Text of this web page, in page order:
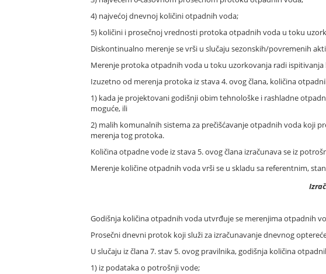
4) najvećoj dnevnoj količini otpadnih voda;
5) količini i prosečnoj vrednosti protoka otpadnih voda u toku
Diskontinualno merenje se vrši u slučaju sezonskih/povremenih
Merenje protoka otpadnih voda u toku uzorkovanja radi
Izuzetno od merenja protoka iz stava 4. ovog člana, količina
1) kada je projektovani godišnji obim tehnološke i rashladne
moguće, ili
2) malih komunalnih sistema za prečišćavanje otpadnih voda koji
merenja tog protoka.
Količina otpadne vode iz stava 5. ovog člana izračunava se iz
Merenje količine otpadnih voda vrši se u skladu sa referentnim,
Godišnja količina otpadnih voda utvrđuje se merenjima otpadnih
Prosečni dnevni protok koji služi za izračunavanje dnevnog
U slučaju iz člana 7. stav 5. ovog pravilnika, godišnja količina
1) iz podataka o potrošnji vode;